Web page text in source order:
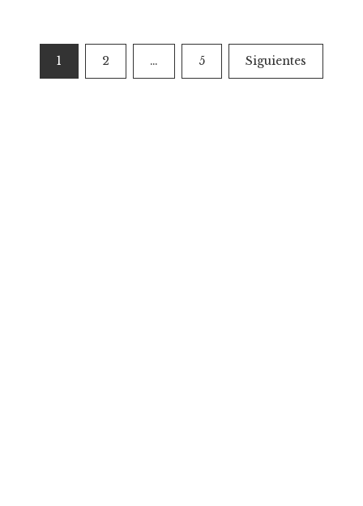
Paginación
de
1 2 … 5 Siguientes